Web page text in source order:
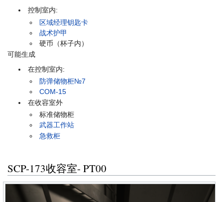
控制室内:
区域经理钥匙卡
战术护甲
硬币（杯子内）
可能生成
在控制室内:
防弹储物柜№7
COM-15
在收容室外
标准储物柜
武器工作站
急救柜
SCP-173收容室- PT00